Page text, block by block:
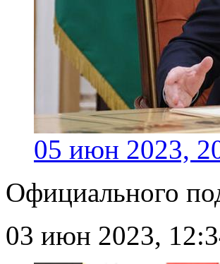
05 июн 2023,
Официального
03 июн 2023,